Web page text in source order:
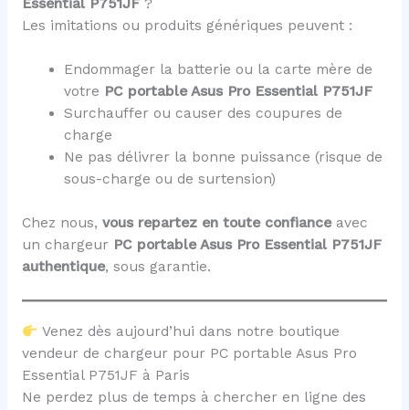
Les imitations ou produits génériques peuvent :
Endommager la batterie ou la carte mère de
votre PC portable Asus Pro Essential P751JF
Surchauffer ou causer des coupures de
charge
Ne pas délivrer la bonne puissance (risque de
sous-charge ou de surtension)
Chez nous, vous repartez en toute confianceavec
un chargeur PC portable Asus Pro Essential P751JF
authentique, sous garantie.
Venez dès aujourd’hui dans notre boutique
vendeur de chargeur pour PC portable Asus Pro
Essential P751JF à Paris
Ne perdez plus de temps à chercher en ligne des